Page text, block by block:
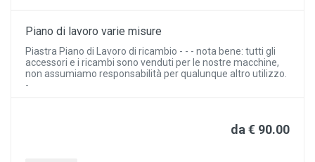
Piano di lavoro varie misure
Piastra Piano di Lavoro di ricambio - - - nota bene: tutti gli
accessori e i ricambi sono venduti per le nostre macchine,
non assumiamo responsabilità per qualunque altro utilizzo.
-
da € 90.00